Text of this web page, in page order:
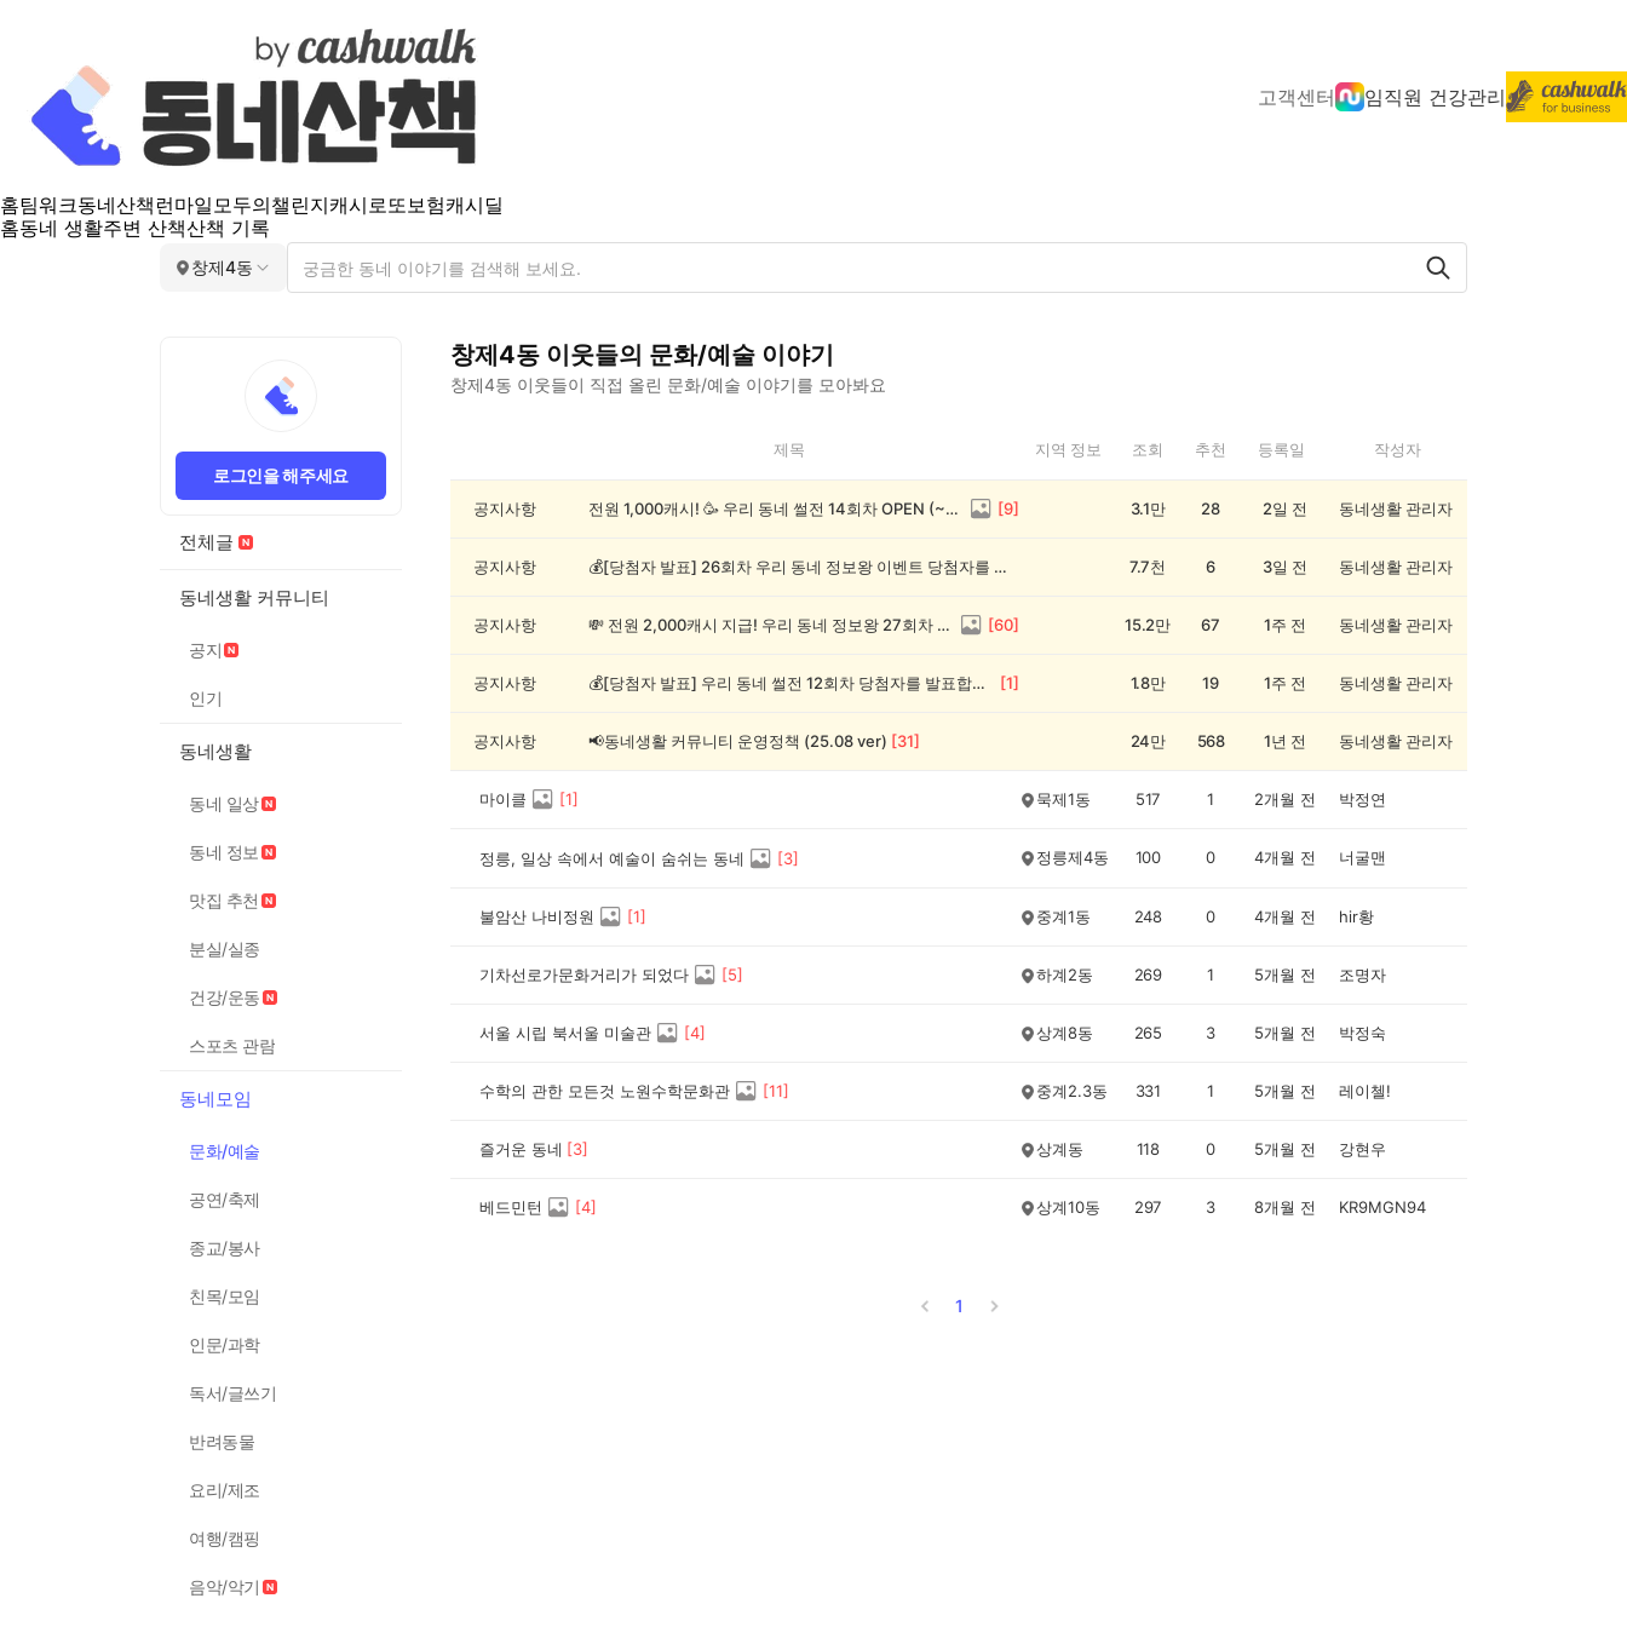
고객센터 임직원 건강관리
홈팀워크동네산책 런마일모두의챌린지캐시로또보험캐시딜
홈동네 생활주변 산책산책 기록
창제4동
로그인을 해주세요
전체글
동네생활 커뮤니티
공지
인기
동네생활
동네 일상
동네 정보
맛집 추천
분실/실종
건강/운동
스포츠 관람
동네모임
문화/예술
공연/축제
종교/봉사
친목/모임
인문/과학
독서/글쓰기
반려동물
요리/제조
여행/캠핑
음악/악기
창제4동 이웃들의 문화/예술 이야기
창제4동 이웃들이 직접 올린 문화/예술 이야기를 모아봐요
4
제목 지역 정보 조회 추천 등록일 작성자
공지사항 전원 1,000캐시! 🥳 우리 동네 썰전 14회차 OPEN (~8/17) [9] 3.1만 28 2일 전 동네생활 관리자
공지사항 💰[당첨자 발표] 26회차 우리 동네 정보왕 이벤트 당첨자를 발표합니다! 7.7천 6 3일 전 동네생활 관리자
공지사항 💸 전원 2,000캐시 지급! 우리 동네 정보왕 27회차 (~8/10) [60] 15.2만 67 1주 전 동네생활 관리자
공지사항 💰[당첨자 발표] 우리 동네 썰전 12회차 당첨자를 발표합니다! [1] 1.8만 19 1주 전 동네생활 관리자
공지사항 📢동네생활 커뮤니티 운영정책 (25.08 ver) [31] 24만 568 1년 전 동네생활 관리자
마이클 [1] 묵제1동 517 1 2개월 전 박정연
정릉, 일상 속에서 예술이 숨쉬는 동네 [3] 정릉제4동 100 0 4개월 전 너굴맨
불암산 나비정원 [1] 중계1동 248 0 4개월 전 hir황
기차선로가문화거리가 되었다 [5] 하계2동 269 1 5개월 전 조명자
서울 시립 북서울 미술관 [4] 상계8동 265 3 5개월 전 박정숙
수학의 관한 모든것 노원수학문화관 [11] 중계2.3동 331 1 5개월 전 레이첼!
즐거운 동네 [3] 상계동 118 0 5개월 전 강현우
베드민턴 [4] 상계10동 297 3 8개월 전 KR9MGN94
1